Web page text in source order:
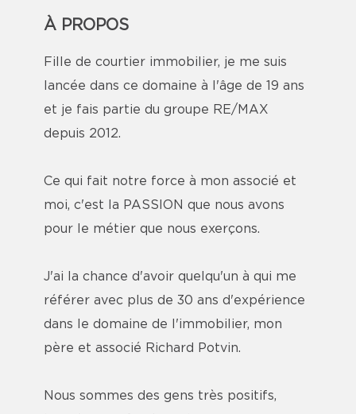
À PROPOS
Fille de courtier immobilier, je me suis
lancée dans ce domaine à l'âge de 19 ans
et je fais partie du groupe RE/MAX
depuis 2012.
Ce qui fait notre force à mon associé et
moi, c'est la PASSION que nous avons
pour le métier que nous exerçons.
J'ai la chance d'avoir quelqu'un à qui me
référer avec plus de 30 ans d'expérience
dans le domaine de l'immobilier, mon
père et associé Richard Potvin.
Nous sommes des gens très positifs,